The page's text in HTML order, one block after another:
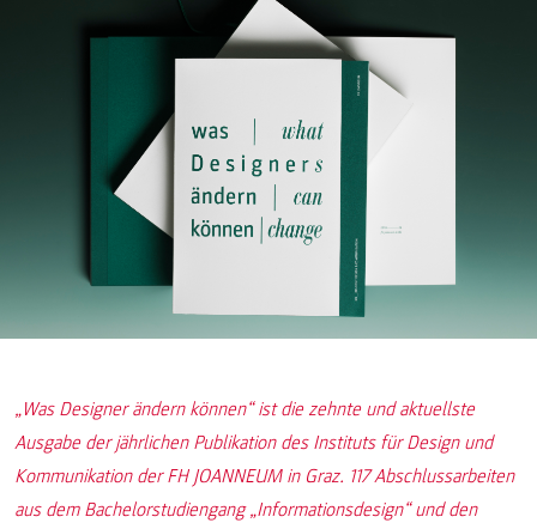
„Was Designer ändern können“ ist die zehnte und aktuellste
Ausgabe der jährlichen Publikation des Instituts für Design und
Kommunikation der FH JOANNEUM in Graz. 117 Abschlussarbeiten
aus dem Bachelorstudiengang „Informationsdesign“ und den